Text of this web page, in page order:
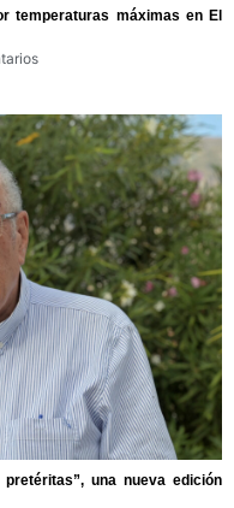
temperaturas máximas en El
una nueva edición